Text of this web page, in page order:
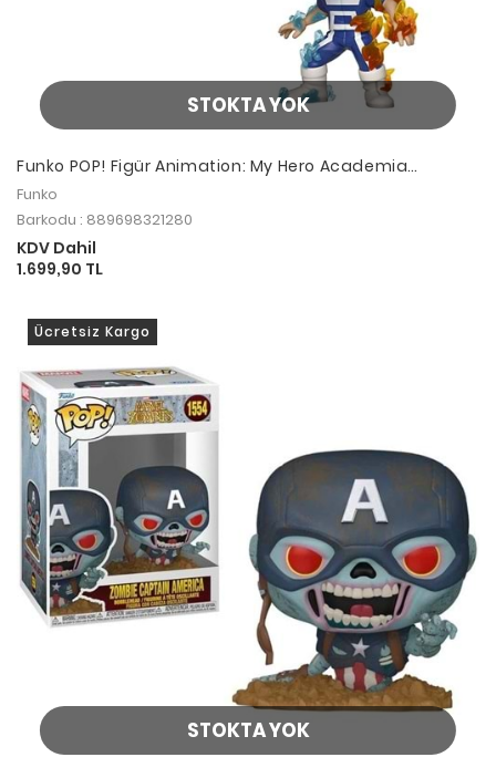
STOKTA YOK
Funko POP! Figür Animation: My Hero Academia
Todoroki
Funko
Barkodu : 889698321280
KDV Dahil
1.699,90 TL
STOKTA YOK
Ücretsiz Kargo